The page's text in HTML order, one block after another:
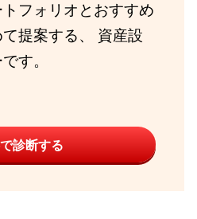
フォリオとおすすめ
提案する、 資産設
す。
診断する